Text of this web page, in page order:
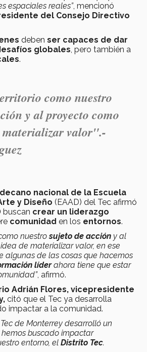
espaciales reales”, mencionó
del Consejo Directivo
deben ser capaces de dar
globales, pero también a
.
como nuestro
y al proyecto como
materializar valor".-
nacional de la Escuela
y Diseño (EAAD) del Tec afirmó
buscan crear un liderazgo
comunidad en los entornos.
nuestrosujeto de acción y al
de materializar valor, en ese
algunas de las cosas que hacemos
líderahora tiene que estar
, afirmó.
Adrián Flores, vicepresidente
citó que el Tec ya desarrolla
impactar a la comunidad.
de Monterrey desarrolló un
buscado impactar
entorno, el Distrito Tec.